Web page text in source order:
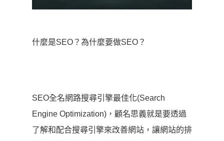
什麼是SEO？為什麼要做SEO？
SEO全名網路搜尋引擎最佳化(Search
Engine Optimization)，顧名思義就是要透過
了解和配合搜尋引擎來改善網站，讓網站的排